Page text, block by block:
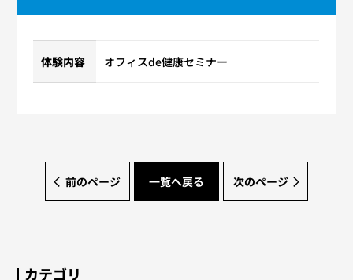
体験内容 オフィスde健康セミナー
前のページ 一覧へ戻る 次のページ
カテゴリ